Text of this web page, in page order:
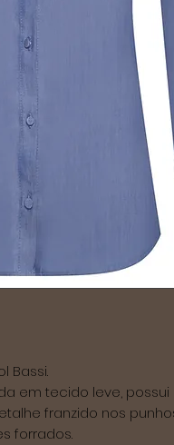
Bassi.
em tecido leve, possui
franzido nos
forrados.